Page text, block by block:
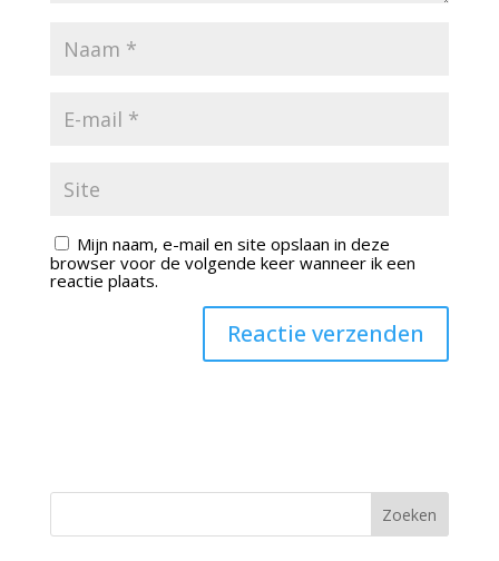
Mijn naam, e-mail en site opslaan in deze
browser voor de volgende keer wanneer ik een
reactie plaats.
Zoeken